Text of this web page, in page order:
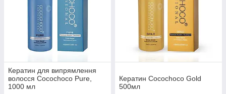
Кератин для випрямлення
волосся Cocochoco Pure,
1000 мл
Кератин Cocochoco Gold
500мл